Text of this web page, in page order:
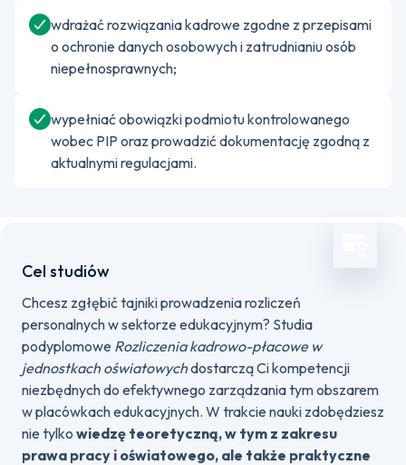
wdrażać rozwiązania kadrowe zgodne z przepisami
o ochronie danych osobowych i zatrudnianiu osób
niepełnosprawnych;
wypełniać obowiązki podmiotu kontrolowanego
wobec PIP oraz prowadzić dokumentację zgodną z
aktualnymi regulacjami.
Cel studiów
Chcesz zgłębić tajniki prowadzenia rozliczeń
personalnych w sektorze edukacyjnym? Studia
podyplomowe Rozliczenia kadrowo-płacowe w
jednostkach oświatowychdostarczą Ci kompetencji
niezbędnych do efektywnego zarządzania tym obszarem
w placówkach edukacyjnych. W trakcie nauki zdobędziesz
nie tylko wiedzę teoretyczną, w tym z zakresu
prawa pracy i oświatowego, ale także praktyczne